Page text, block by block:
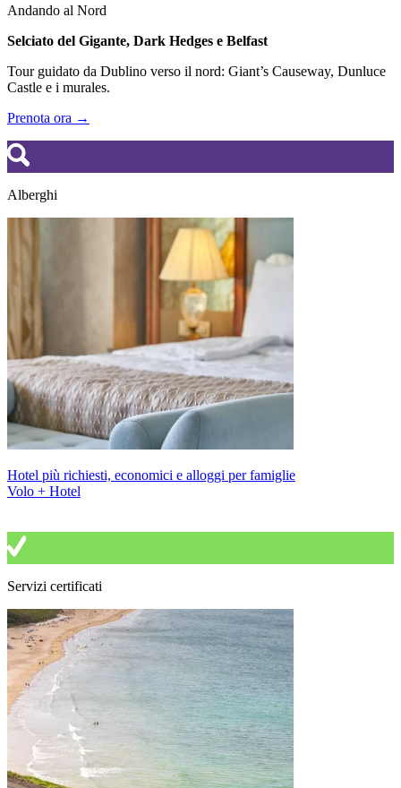
Andando al Nord
Selciato del Gigante, Dark Hedges e Belfast
Tour guidato da Dublino verso il nord: Giant’s Causeway, Dunluce
Castle e i murales.
Prenota ora →
Alberghi
Hotel più richiesti, economici e alloggi per famiglie
Volo + Hotel
Servizi certificati